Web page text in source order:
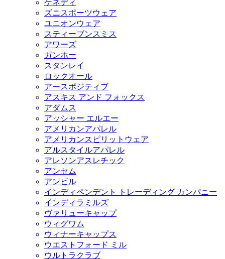
ケネディ
ズニスポーツウェア
ユニオンウェア
スティーブンスミス
アワーズ
ガンホー
スタンレイ
ロックオール
アースポジティブ
アスキス アンド フォックス
アダムス
アッシャー エルエー
アメリカンアパレル
アメリカンスピリットウェア
アルスタイルアパレル
アレソンアスレチック
アンセム
アンビル
インディペンデント トレーディング カンパニー
インディラミルズ
ヴァリューキャップ
ウィグワム
ウィナーキャップス
ウエストフォード ミル
ウルトラクラブ